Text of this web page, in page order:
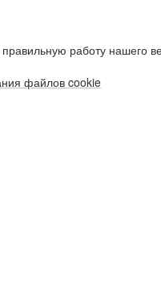
работу нашего
файлов cookie